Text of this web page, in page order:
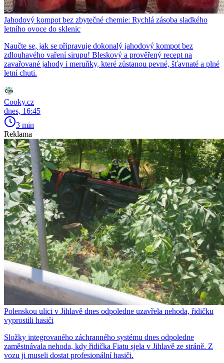
Jahodový kompot bez zbytečné chemie: Rychlá zásoba sladkého
letního ovoce do sklenic
Naučte se, jak se připravuje dokonalý jahodový kompot bez
zdlouhavého vaření sirupu! Bleskový a prověřený recept na
zavařované jahody i meruňky, které zůstanou pevné, šťavnaté a plné
letní chuti.
Cooky.cz
dnes, 16:45
3 min
Reklama
Polenskou ulici v Jihlavě dnes odpoledne uzavřela nehoda, řidičku
vyprostili hasiči
Složky integrovaného záchranného systému dnes odpoledne
zaměstnávala nehoda, kdy řidička Fiatu sjela v Jihlavě ze stráně. Z
vozu ji museli dostat profesionální hasiči.